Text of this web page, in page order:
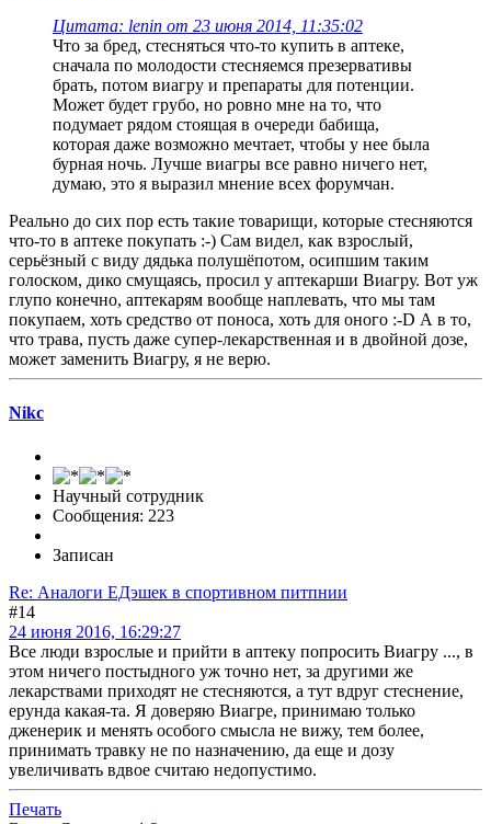
Цитата: lenin от 23 июня 2014, 11:35:02
Что за бред, стесняться что-то купить в аптеке,
сначала по молодости стесняемся презервативы
брать, потом виагру и препараты для потенции.
Может будет грубо, но ровно мне на то, что
подумает рядом стоящая в очереди бабища,
которая даже возможно мечтает, чтобы у нее была
бурная ночь. Лучше виагры все равно ничего нет,
думаю, это я выразил мнение всех форумчан.
Реально до сих пор есть такие товарищи, которые стесняются
что-то в аптеке покупать :-) Сам видел, как взрослый,
серьёзный с виду дядька полушёпотом, осипшим таким
голоском, дико смущаясь, просил у аптекарши Виагру. Вот уж
глупо конечно, аптекарям вообще наплевать, что мы там
покупаем, хоть средство от поноса, хоть для оного :-D А в то,
что трава, пусть даже супер-лекарственная и в двойной дозе,
может заменить Виагру, я не верю.
Nikc
Научный сотрудник
Сообщения: 223
Записан
Re: Аналоги ЕДэшек в спортивном питпнии
#14
24 июня 2016, 16:29:27
Все люди взрослые и прийти в аптеку попросить Виагру ..., в
этом ничего постыдного уж точно нет, за другими же
лекарствами приходят не стесняются, а тут вдруг стеснение,
ерунда какая-та. Я доверяю Виагре, принимаю только
дженерик и менять особого смысла не вижу, тем более,
принимать травку не по назначению, да еще и дозу
увеличивать вдвое считаю недопустимо.
Печать